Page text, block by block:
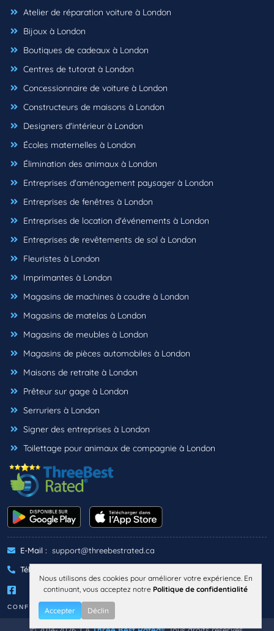
Atelier de réparation voiture à London
Bijoux à London
Boutiques de cadeaux à London
Centres de tutorat à London
Concessionnaire de voiture à London
Constructeurs de maisons à London
Designers d'intérieur à London
Écoles maternelles à London
Élimination des animaux à London
Entreprises d'aménagement paysager à London
Entreprises de fenêtres à London
Entreprises de location d'événements à London
Entreprises de revêtements de sol à London
Fleuristes à London
Imprimantes à London
Magasins de machines à coudre à London
Magasins de matelas à London
Magasins de meubles à London
Magasins de pièces automobiles à London
Maisons de retraite à London
Prêteur sur gage à London
Serruriers à London
Signer des entreprises à London
Toilettage pour animaux de compagnie à London
E-Mail : support@threebestrated.ca
Téléphone :
CONFIDENTIALITÉ TERMES
Nous utilisons des cookies pour améliorer votre expérience. En
continuant, vous acceptez notre Politique de confidentialité
Accepter Déclin